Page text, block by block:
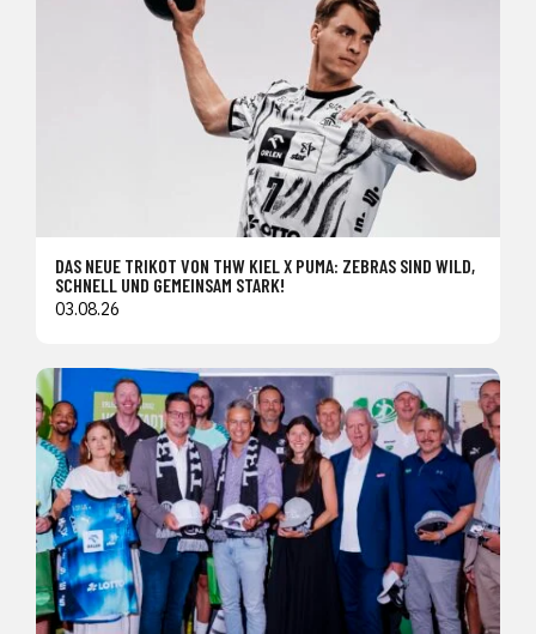
DAS NEUE TRIKOT VON THW KIEL X PUMA: ZEBRAS SIND WILD,
SCHNELL UND GEMEINSAM STARK!
03.08.26